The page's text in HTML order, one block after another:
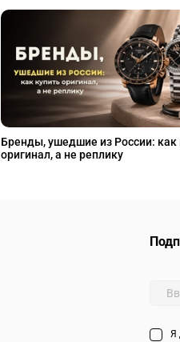
Бренды, ушедшие из России: как
оригинал, а не реплику
Я